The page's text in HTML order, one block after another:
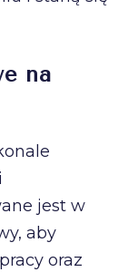
na
jest w
aby
oraz